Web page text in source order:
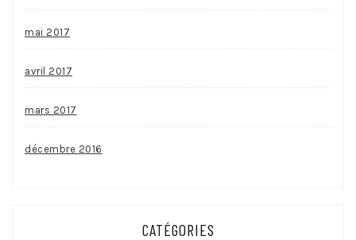
mai 2017
avril 2017
mars 2017
décembre 2016
CATÉGORIES